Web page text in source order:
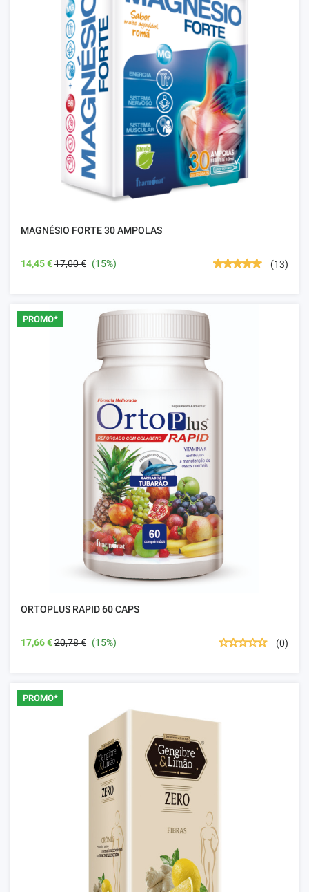
MAGNÉSIO FORTE 30 AMPOLAS
14,45 €17,00 € (15%) (13)
PROMO*
ORTOPLUS RAPID 60 CAPS
17,66 €20,78 € (15%) (0)
PROMO*